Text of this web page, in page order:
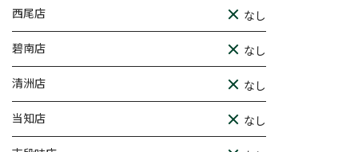
西尾店 なし
碧南店 なし
清洲店 なし
当知店 なし